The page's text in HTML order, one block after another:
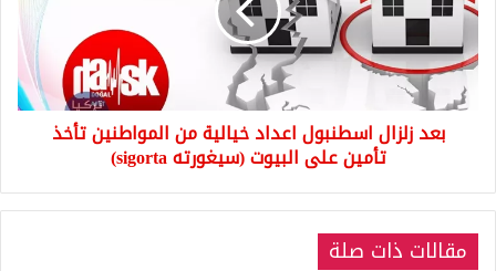
خيالية
من
المواطنين
تأخذ
تأمين
sigorta)
بعد زلزال اسطنبول اعداد خيالية من المواطنين تأخذ
تأمين على البيوت (سيغورته sigorta)
مقالات ذات صلة